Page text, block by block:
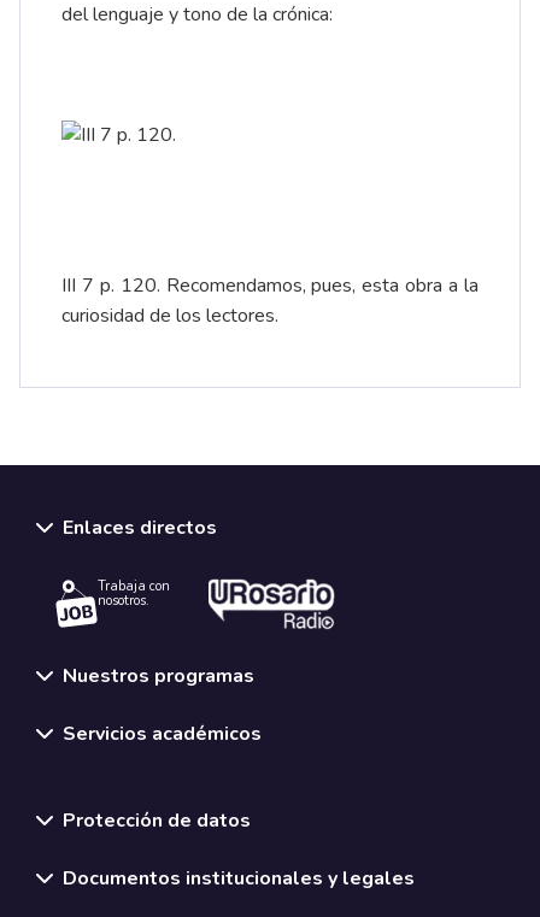
del lenguaje y tono de la crónica:
III 7 p. 120. Recomendamos, pues, esta obra a la
curiosidad de los lectores.
Enlaces directos
Trabaja con
nosotros.
Nuestros programas
Servicios académicos
Protección de datos
Documentos institucionales y legales